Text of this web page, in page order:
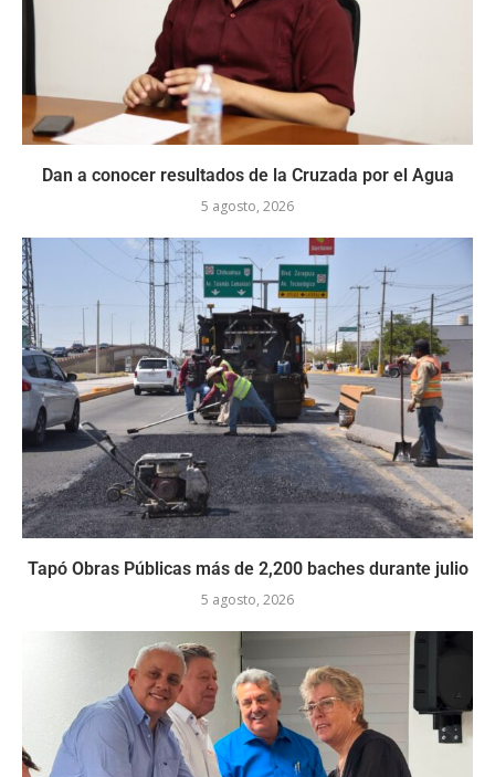
Dan a conocer resultados de la Cruzada por el Agua
5 agosto, 2026
Tapó Obras Públicas más de 2,200 baches durante julio
5 agosto, 2026